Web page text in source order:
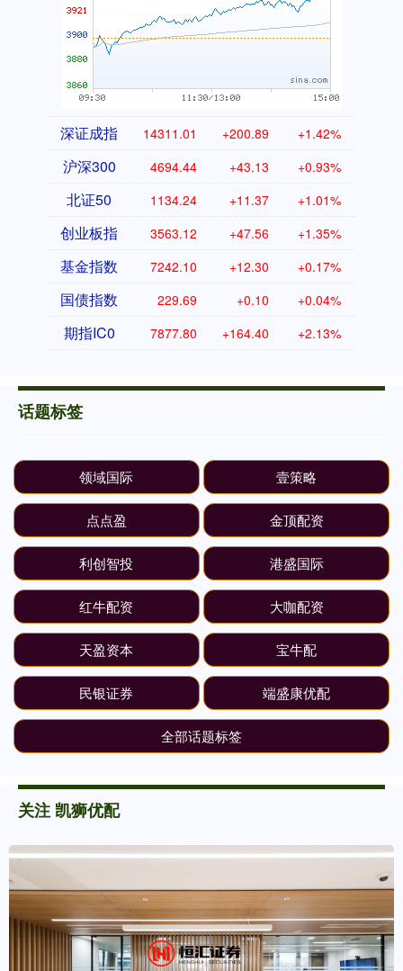
深证成指 14311.01 +200.89 +1.42%
沪深300 4694.44 +43.13 +0.93%
北证50 1134.24 +11.37 +1.01%
创业板指 3563.12 +47.56 +1.35%
基金指数 7242.10 +12.30 +0.17%
国债指数 229.69 +0.10 +0.04%
期指IC0 7877.80 +164.40 +2.13%
话题标签
领域国际 壹策略
点点盈 金顶配资
利创智投 港盛国际
红牛配资 大咖配资
天盈资本 宝牛配
民银证券 端盛康优配
全部话题标签
关注 凯狮优配